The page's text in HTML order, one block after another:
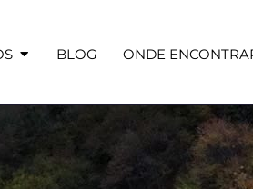
BLOG ONDE